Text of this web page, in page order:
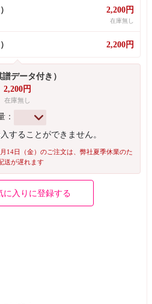
2,200円
在庫無し
2,200円
データ付き）
2,200円
在庫無し
：
することができません。
14日（金）のご注文は、弊社夏季休業のた
送が遅れます
入りに登録する